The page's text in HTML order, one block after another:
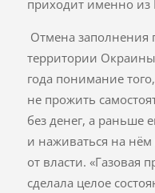
приходит именно из
Отмена заполнения
территории
года понимание
не прожить
без денег, а раньше
и наживаться на
от власти. «Газовая
сделала целое